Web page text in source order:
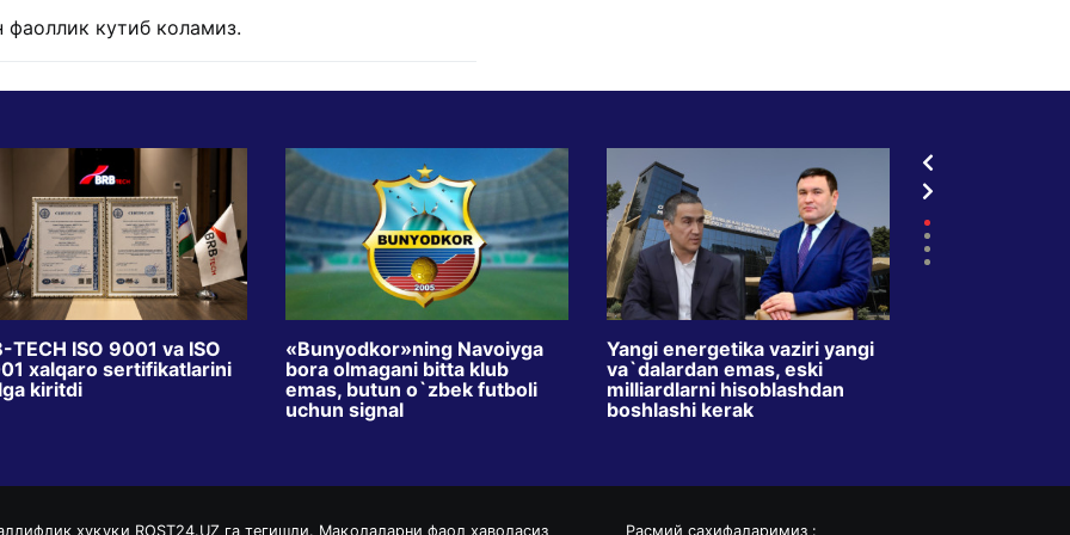
кутиб коламиз.
TECH ISO 9001 va ISO
xalqaro sertifikatlarini
kiritdi
«Bunyodkor»ning Navoiyga
bora olmagani bitta klub
emas, butun o`zbek futboli
uchun signal
Yangi energetika vaziri yangi
va`dalardan emas, eski
milliardlarni hisoblashdan
boshlashi kerak
ҳуқуқи ROST24.UZ га тегишли. Мақолаларни фаол ҳаволасиз Расмий саҳифаларимиз :